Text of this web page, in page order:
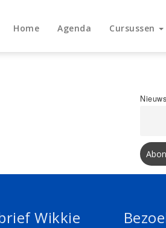
Home Agenda Cursussen
Wikkie